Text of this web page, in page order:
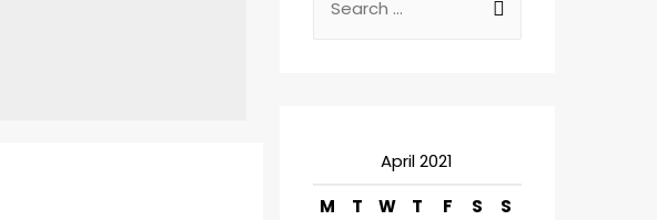
April 2021
M
T W T F S
S